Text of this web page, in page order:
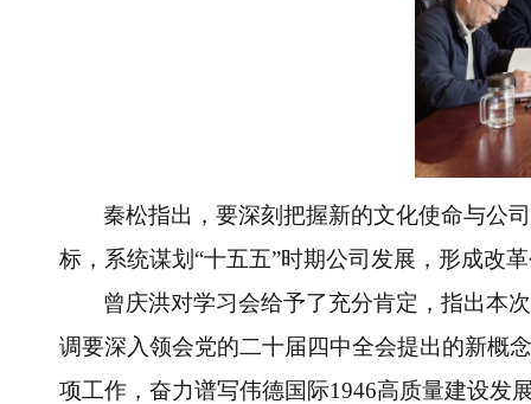
秦松指出，要深刻把握新的文化使命与公
标，系统谋划“十五五”时期公司发展，形成改
曾庆洪对学习会给予了充分肯定，指出本
调要深入领会党的二十届四中全会提出的新概
项工作，奋力谱写伟德国际1946高质量建设发